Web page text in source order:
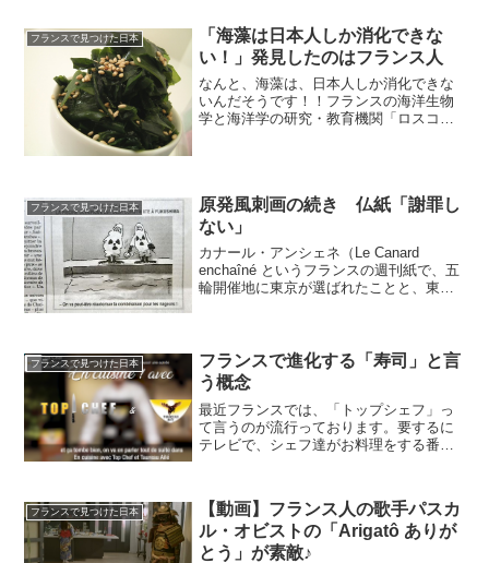
フランスで見つけた日本
「海藻は日本人しか消化できな
い！」発見したのはフランス人
なんと、海藻は、日本人しか消化できな
いんだそうです！！フランスの海洋生物
学と海洋学の研究・教育機関「ロスコフ
フランスで見つけた日本
原発風刺画の続き 仏紙「謝罪し
ない」
カナール・アンシェネ（Le Canard
enchaîné というフランスの週刊紙で、五
輪開催地に東京が選ばれたことと、東京
の続きと...
フランスで見つけた日本
フランスで進化する「寿司」と言
う概念
最近フランスでは、「トップシェフ」っ
て言うのが流行っております。要するに
テレビで、シェフ達がお料理をする番組
ります。スーパーでも「トップシェフ」
イベントと称して、お料理...
フランスで見つけた日本
【動画】フランス人の歌手パスカ
ル・オビストの「Arigatô ありが
とう」が素敵♪